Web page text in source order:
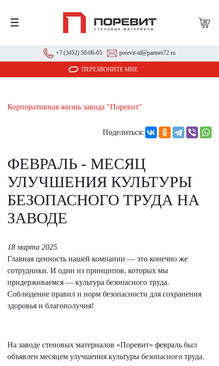
☰
+7 (3452) 50-06-05 porevit-td@partner72.ru
ПЕРЕЗВОНИТЕ МНЕ
Корпоративная жизнь завода "Поревит"
Поделиться:
ФЕВРАЛЬ - МЕСЯЦ
УЛУЧШЕНИЯ КУЛЬТУРЫ
БЕЗОПАСНОГО ТРУДА НА
ЗАВОДЕ
18 марта 2025
Главная ценность нашей компании — это конечно же
сотрудники. И один из принципов, которых мы
придерживаемся — культура безопасного труда.
Соблюдение правил и норм безопасности для сохранения
здоровья и благополучия!
На заводе стеновых материалов «Поревит» февраль был
объявлен месяцем улучшения культуры безопасного труда.